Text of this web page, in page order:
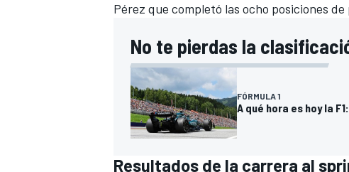
Pérez que completó las ocho posiciones
No te pierdas la
FÓRMULA 1
A qué hora es hoy la
Resultados de la carrera al